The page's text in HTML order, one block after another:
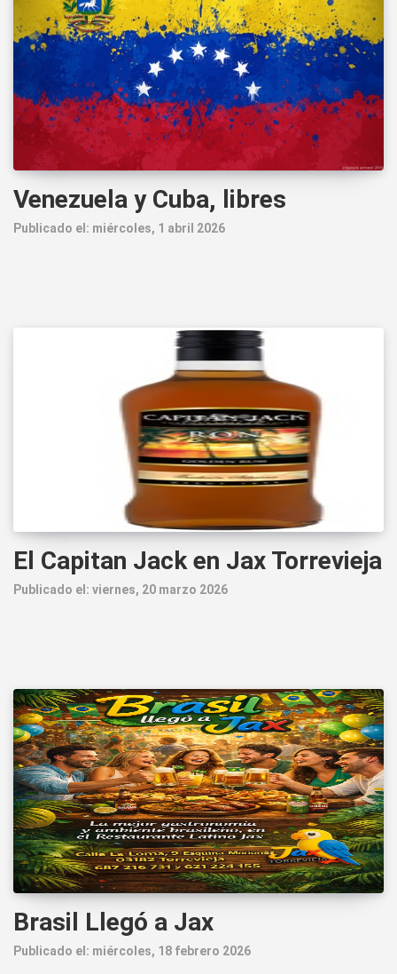
Venezuela y Cuba, libres
Publicado el: miércoles, 1 abril 2026
El Capitan Jack en Jax Torrevieja
Publicado el: viernes, 20 marzo 2026
Brasil Llegó a Jax
Publicado el: miércoles, 18 febrero 2026